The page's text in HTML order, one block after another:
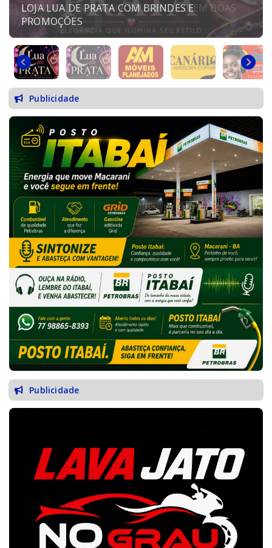
LOJA LUA DE PRATA COM BRINDES E
PROMOÇÕES
Publicidade
Publicidade